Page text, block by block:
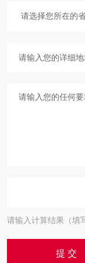
请输入计算结果（填